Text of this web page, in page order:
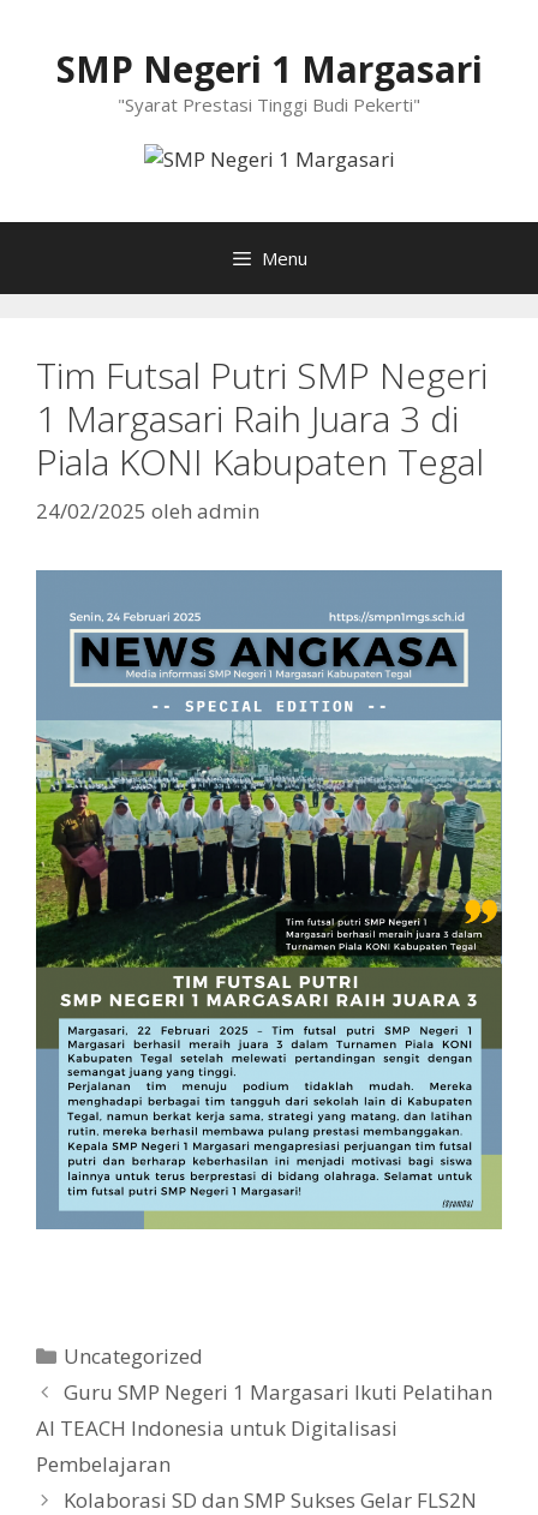
SMP Negeri 1 Margasari
"Syarat Prestasi Tinggi Budi Pekerti"
Menu
Tim Futsal Putri SMP Negeri
1 Margasari Raih Juara 3 di
Piala KONI Kabupaten Tegal
24/02/2025 oleh admin
Kategori
Uncategorized
Guru SMP Negeri 1 Margasari Ikuti Pelatihan
AI TEACH Indonesia untuk Digitalisasi
Pembelajaran
Kolaborasi SD dan SMP Sukses Gelar FLS2N